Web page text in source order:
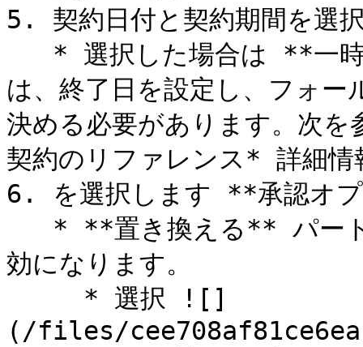
5. 契約日付と契約期間を選
は、終了日を設定し、フォ
決める必要があります。次
契約のリファレンス* 詳細情
6. を選択します **承認オ
効になります。
(/files/